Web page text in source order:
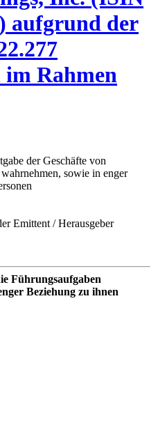
aufgrund der
Rahmen
der Geschäfte von
sowie in enger
Emittent / Herausgeber
Führungsaufgaben
Beziehung zu ihnen